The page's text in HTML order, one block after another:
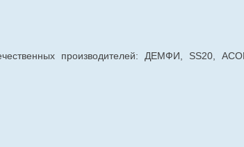
производителей: ДЕМФИ, SS20,